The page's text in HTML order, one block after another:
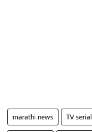
marathi news TV serial